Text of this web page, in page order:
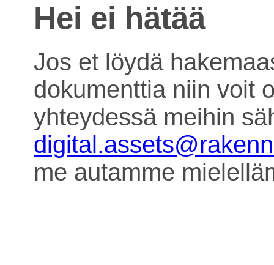
Hei ei hätää
Jos et löydä
dokumenttia niin voit
yhteydessä meihin
me autamme